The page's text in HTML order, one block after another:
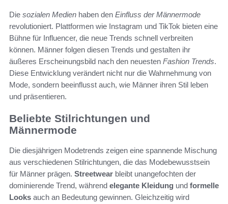
Die sozialen Medien haben den Einfluss der Männermode
revolutioniert. Plattformen wie Instagram und TikTok bieten eine
Bühne für Influencer, die neue Trends schnell verbreiten
können. Männer folgen diesen Trends und gestalten ihr
äußeres Erscheinungsbild nach den neuesten Fashion Trends.
Diese Entwicklung verändert nicht nur die Wahrnehmung von
Mode, sondern beeinflusst auch, wie Männer ihren Stil leben
und präsentieren.
Beliebte Stilrichtungen und
Männermode
Die diesjährigen Modetrends zeigen eine spannende Mischung
aus verschiedenen Stilrichtungen, die das Modebewusstsein
für Männer prägen. Streetwear bleibt unangefochten der
dominierende Trend, während elegante Kleidung und formelle
Looks auch an Bedeutung gewinnen. Gleichzeitig wird